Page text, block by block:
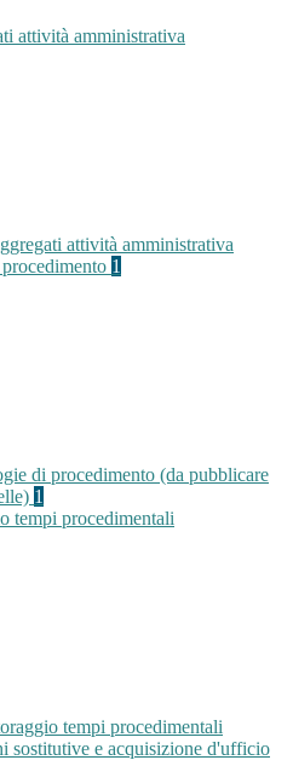
attività amministrativa
attività amministrativa
1
di procedimento (da pubblicare
1
tempi procedimentali
tempi procedimentali
sostitutive e acquisizione d'ufficio